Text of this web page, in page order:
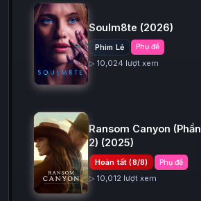
Soulm8te (2026)
Phim Lẻ Phụ đề
▷ 10,024 lượt xem
Ransom Canyon (Phần
2) (2025)
Hoàn tất (8/8) Phụ đề
▷ 10,012 lượt xem